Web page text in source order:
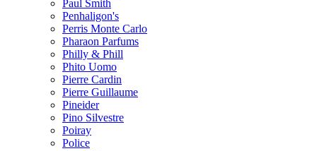
Paul Smith
Penhaligon's
Perris Monte Carlo
Pharaon Parfums
Philly & Phill
Phito Uomo
Pierre Cardin
Pierre Guillaume
Pineider
Pino Silvestre
Poiray
Police